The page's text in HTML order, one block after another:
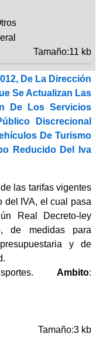
Tamaño:11 kb
De La Dirección
Se Actualizan Las
De Los Servicios
Discrecional
De Turismo
Reducido Del Iva
las tarifas vigentes
del IVA, el cual pasa
Real Decreto-ley
de medidas para
y de
Ambito:
Tamaño:3 kb